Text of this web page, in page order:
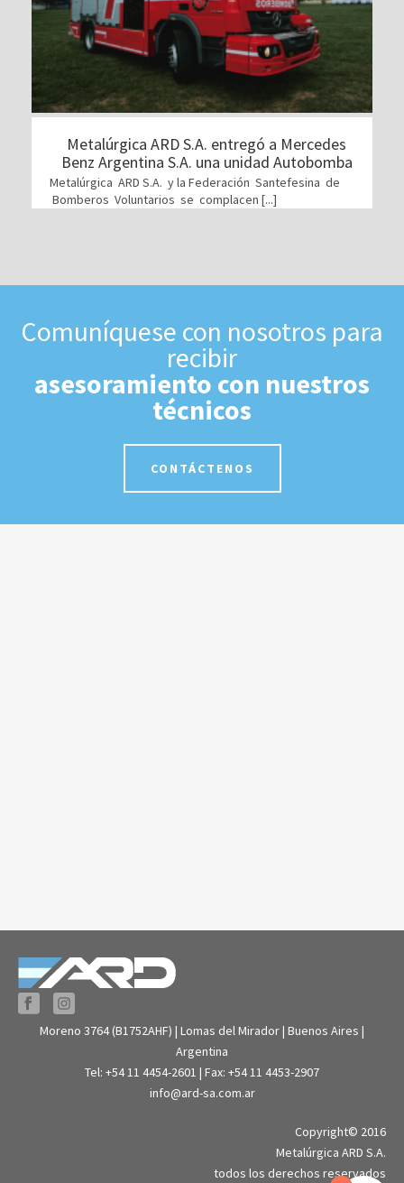
Metalúrgica ARD S.A. entregó a Mercedes
Benz Argentina S.A. una unidad Autobomba
Metalúrgica ARD S.A. y la Federación Santefesina de
Bomberos Voluntarios se complacen [...]
Comuníquese con nosotros para
recibir
asesoramiento con nuestros
técnicos
CONTÁCTENOS
Moreno 3764 (B1752AHF) | Lomas del Mirador | Buenos Aires |
Argentina
Tel: +54 11 4454-2601 | Fax: +54 11 4453-2907
info@ard-sa.com.ar
Copyright© 2016
Metalúrgica ARD S.A.
todos los derechos reservados